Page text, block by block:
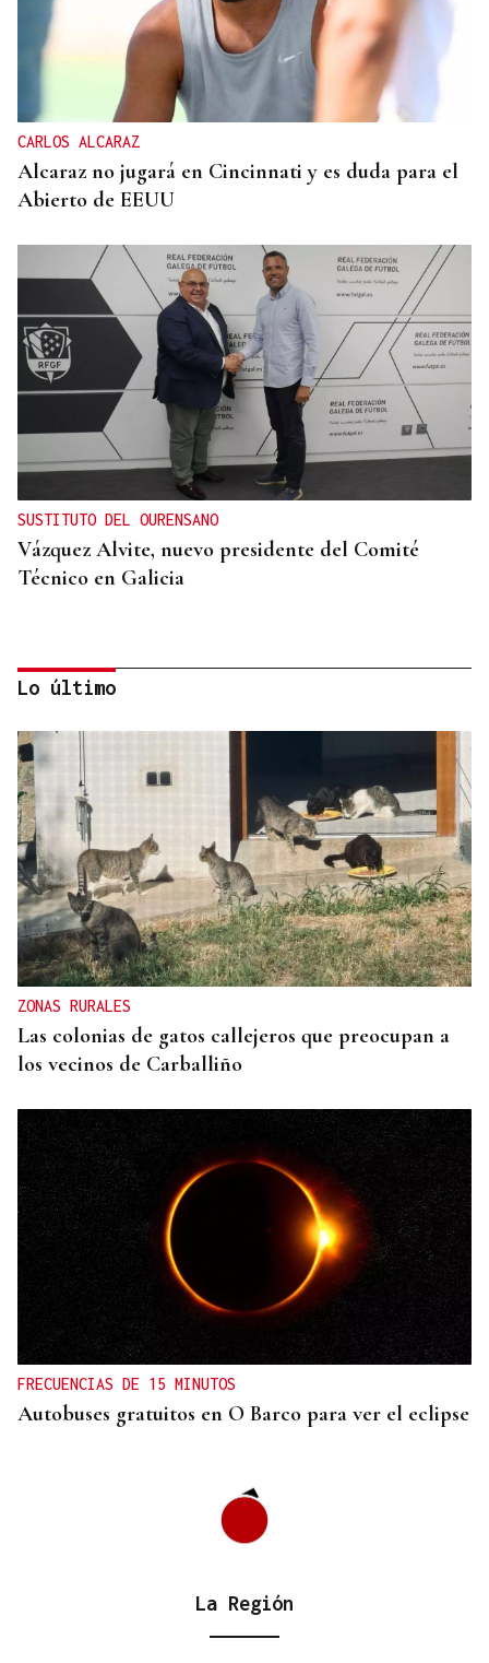
CARLOS ALCARAZ
Alcaraz no jugará en Cincinnati y es duda para el
Abierto de EEUU
SUSTITUTO DEL OURENSANO
Vázquez Alvite, nuevo presidente del Comité
Técnico en Galicia
DALLAS MAVERICKS
Santi Aldama, jugador de la NBA, visita Ourense
Lo último
ZONAS RURALES
Las colonias de gatos callejeros que preocupan a
los vecinos de Carballiño
FRECUENCIAS DE 15 MINUTOS
Autobuses gratuitos en O Barco para ver el eclipse
La Región